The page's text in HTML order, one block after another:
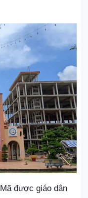
được giáo dân